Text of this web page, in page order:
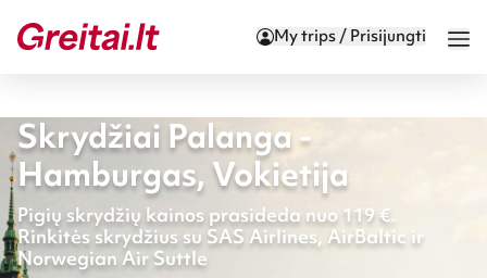
My trips / Prisijungti
Skrydžiai Palanga -
Hamburgas, Vokietija
Pigių skrydžių kainos prasideda nuo 119 €.
Rinkitės skrydžius su SAS Airlines, AirBaltic ir
Norwegian Air Suttle